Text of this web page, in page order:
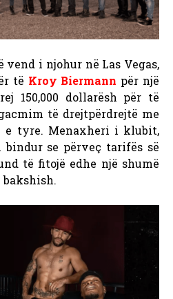
vend i njohur në Las Vegas,
të Kroy Biermann për një
150,000 dollarësh për të
të drejtpërdrejtë me
e tyre. Menaxheri i klubit,
bindur se përveç tarifës së
të fitojë edhe një shumë
bakshish.